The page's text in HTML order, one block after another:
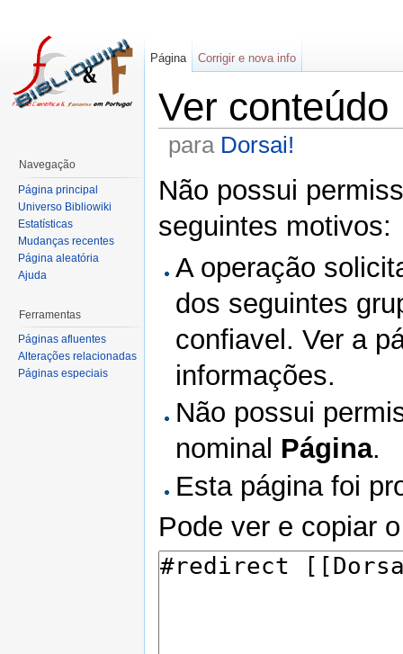
Ver conteúdo
para Dorsai!
Não possui
seguintes motivos:
A operação
dos seguintes
confiavel. Ver a
informações.
Não possui
nominal Página.
Esta página foi
Pode ver e copiar
Página Corrigir e nova info
Navegação
Página principal
Universo Bibliowiki
Estatísticas
Mudanças recentes
Página aleatória
Ajuda
Ferramentas
Páginas afluentes
Alterações relacionadas
Páginas especiais